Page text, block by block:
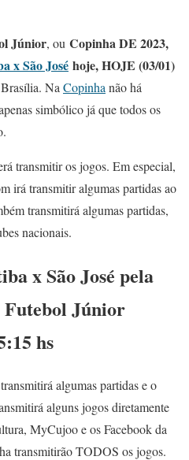
Júnior, ou Copinha DE 2023,
x São José hoje, HOJE (03/01)
Na Copinha não há
simbólico já que todos os
transmitir os jogos. Em especial,
irá transmitir algumas partidas ao
transmitirá algumas partidas,
nacionais.
x São José pela
Futebol Júnior
hs
algumas partidas e o
alguns jogos diretamente
MyCujoo e os Facebook da
transmitirão TODOS os jogos.